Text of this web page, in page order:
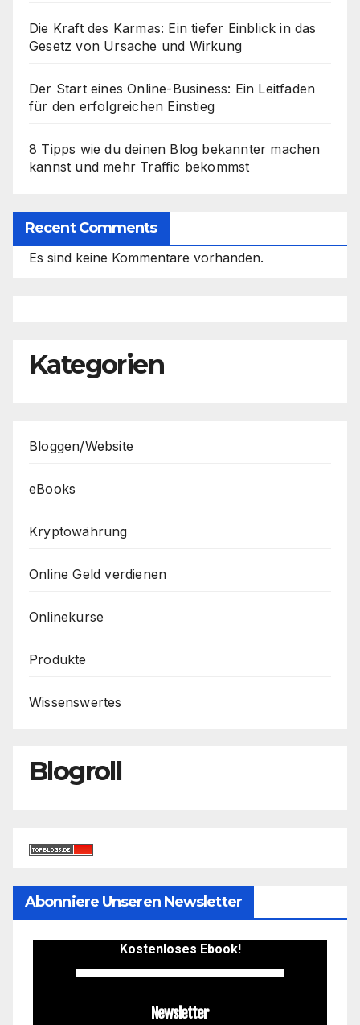
Die Kraft des Karmas: Ein tiefer Einblick in das
Gesetz von Ursache und Wirkung
Der Start eines Online-Business: Ein Leitfaden
für den erfolgreichen Einstieg
8 Tipps wie du deinen Blog bekannter machen
kannst und mehr Traffic bekommst
Recent Comments
Es sind keine Kommentare vorhanden.
Kategorien
Bloggen/Website
eBooks
Kryptowährung
Online Geld verdienen
Onlinekurse
Produkte
Wissenswertes
Blogroll
Abonniere Unseren Newsletter
Kostenloses Ebook!
Newsletter